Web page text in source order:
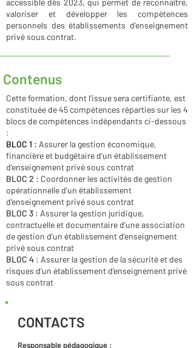
accessible dès 2023, qui permet de reconnaître,
valoriser et développer les compétences
personnels des établissements d’enseignement
privé sous contrat.
Contenus
Cette formation, dont l’issue sera certifiante, est
constituée de 45 compétences réparties sur les 4
blocs de compétences indépendants ci-dessous
:
BLOC 1 : Assurer la gestion économique,
financière et budgétaire d’un établissement
d’enseignement privé sous contrat
BLOC 2 : Coordonner les activités de gestion
opérationnelle d’un établissement
d’enseignement privé sous contrat
BLOC 3 : Assurer la gestion juridique,
contractuelle et documentaire d’une association
de gestion d’un établissement d’enseignement
privé sous contrat
BLOC 4 : Assurer la gestion de la sécurité et des
risques d’un établissement d’enseignement privé
sous contrat
CONTACTS
Responsable pédagogique :